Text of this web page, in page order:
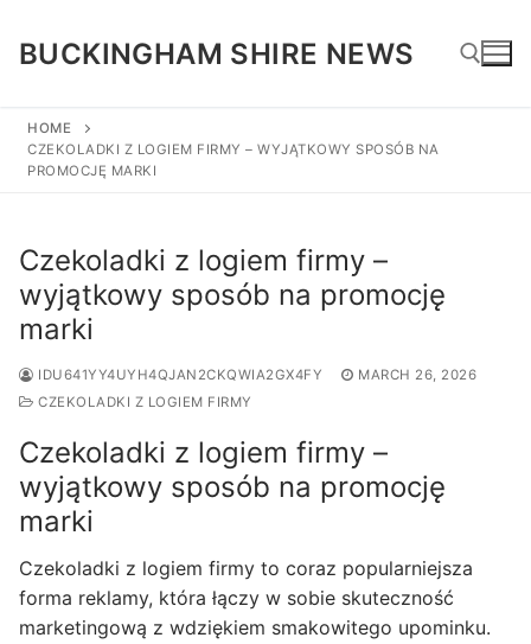
content
BUCKINGHAM SHIRE NEWS
Search for:
HOME
CZEKOLADKI Z LOGIEM FIRMY – WYJĄTKOWY SPOSÓB NA
PROMOCJĘ MARKI
Czekoladki z logiem firmy –
wyjątkowy sposób na promocję
marki
IDU641YY4UYH4QJAN2CKQWIA2GX4FY
MARCH 26, 2026
CZEKOLADKI Z LOGIEM FIRMY
Czekoladki z logiem firmy –
wyjątkowy sposób na promocję
marki
Czekoladki z logiem firmy to coraz popularniejsza
forma reklamy, która łączy w sobie skuteczność
marketingową z wdziękiem smakowitego upominku.